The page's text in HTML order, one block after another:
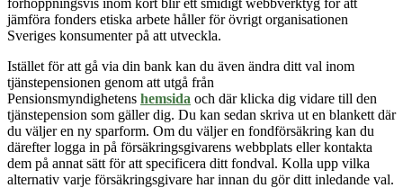
jämföra fonders etiska arbete håller för övrigt organisationen
Sveriges konsumenter på att utveckla.
Istället för att gå via din bank kan du även ändra ditt val inom
tjänstepensionen genom att utgå från
Pensionsmyndighetens hemsida och där klicka dig vidare till den
tjänstepension som gäller dig. Du kan sedan skriva ut en blankett där
du väljer en ny sparform. Om du väljer en fondförsäkring kan du
därefter logga in på försäkringsgivarens webbplats eller kontakta
dem på annat sätt för att specificera ditt fondval. Kolla upp vilka
alternativ varje försäkringsgivare har innan du gör ditt inledande val.